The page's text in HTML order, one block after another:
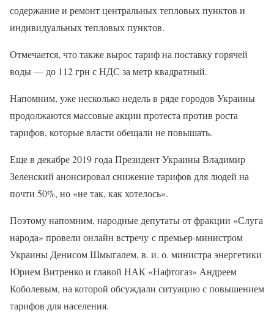
содержание и ремонт центральных тепловых пунктов и
индивидуальных тепловых пунктов.
Отмечается, что также вырос тариф на поставку горячей
воды — до 112 грн с НДС за метр квадратный.
Напомним, уже несколько недель в ряде городов Украины
продолжаются массовые акции протеста против роста
тарифов, которые власти обещали не повышать.
Еще в декабре 2019 года Президент Украины Владимир
Зеленский анонсировал снижение тарифов для людей на
почти 50%, но «не так, как хотелось».
Поэтому напомним, народные депутаты от фракции «Слуга
народа» провели онлайн встречу с премьер-министром
Украины Денисом Шмыгалем, в. и. о. министра энергетики
Юрием Витренко и главой НАК «Нафтогаз» Андреем
Коболевым, на которой обсуждали ситуацию с повышением
тарифов для населения.